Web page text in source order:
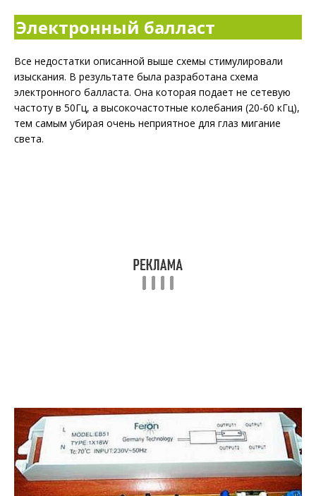
Электронный балласт
Все недостатки описанной выше схемы стимулировали
изыскания. В результате была разработана схема
электронного балласта. Она которая подает не сетевую
частоту в 50Гц, а высокочастотные колебания (20-60 кГц),
тем самым убирая очень неприятное для глаз мигание
света.